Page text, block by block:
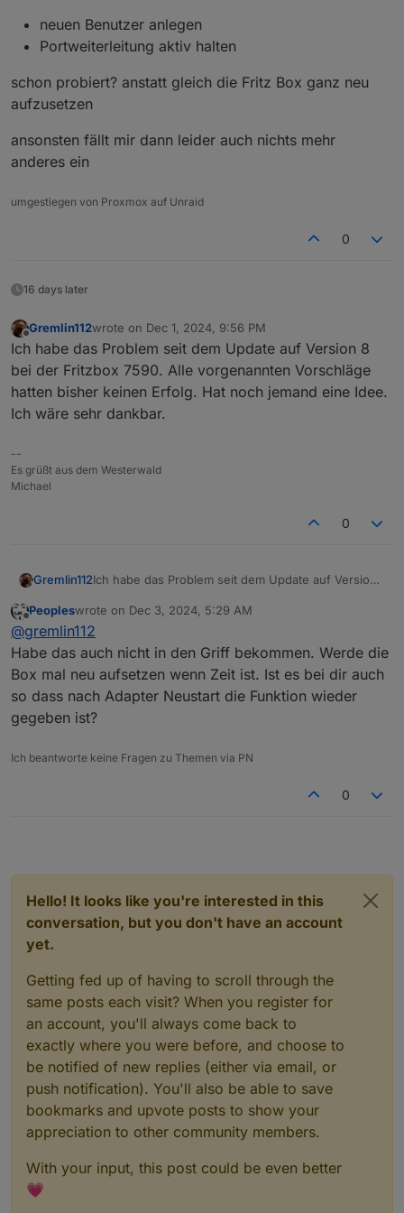
neuen Benutzer anlegen
Portweiterleitung aktiv halten
schon probiert? anstatt gleich die Fritz Box ganz neu
aufzusetzen
ansonsten fällt mir dann leider auch nichts mehr
anderes ein
umgestiegen von Proxmox auf Unraid
0
16 days later
Offline
Gremlin112wrote on Dec 1, 2024, 9:56 PM
last edited by
Ich habe das Problem seit dem Update auf Version 8
bei der Fritzbox 7590. Alle vorgenannten Vorschläge
hatten bisher keinen Erfolg. Hat noch jemand eine Idee.
Ich wäre sehr dankbar.
--
Es grüßt aus dem Westerwald
Michael
0
Gremlin112Ich habe das Problem seit dem Update auf Version
Vorschläge hatten bisher keinen Erfolg. Hat noch
jemand eine Idee. Ich wäre sehr dankbar.
Offline
Peopleswrote on Dec 3, 2024, 5:29 AM
last edited by
@gremlin112
Habe das auch nicht in den Griff bekommen. Werde die
Box mal neu aufsetzen wenn Zeit ist. Ist es bei dir auch
so dass nach Adapter Neustart die Funktion wieder
gegeben ist?
Ich beantworte keine Fragen zu Themen via PN
0
Hello! It looks like you're interested in this
conversation, but you don't have an account
yet.
Getting fed up of having to scroll through the
same posts each visit? When you register for
an account, you'll always come back to
exactly where you were before, and choose to
be notified of new replies (either via email, or
push notification). You'll also be able to save
bookmarks and upvote posts to show your
appreciation to other community members.
With your input, this post could be even better
💗